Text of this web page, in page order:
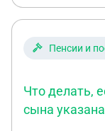
Пенсии и
Что делать,
сына